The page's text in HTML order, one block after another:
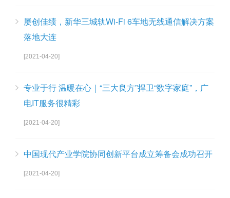
屡创佳绩，新华三城轨Wi-Fi 6车地无线通信解决方案
落地大连
[2021-04-20]
专业于行 温暖在心｜“三大良方”捍卫“数字家庭”，广
电IT服务很精彩
[2021-04-20]
中国现代产业学院协同创新平台成立筹备会成功召开
[2021-04-20]